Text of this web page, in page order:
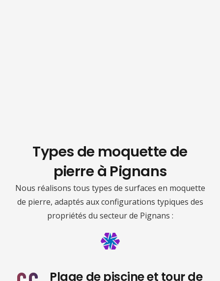
Types de moquette de
pierre à Pignans
Nous réalisons tous types de surfaces en moquette
de pierre, adaptés aux configurations typiques des
propriétés du secteur de Pignans :
Plage de piscine et tour de